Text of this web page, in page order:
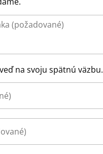
na svoju spätnú väzbu.